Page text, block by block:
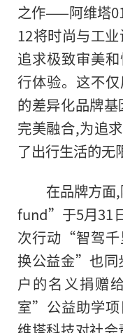
之作——阿维塔
12将时尚与工
追求极致审美
行体验。这不
的差异化品牌
完美融合,为追
了出行生活的无
在品牌方
fund”于5月31
次行动“智驾
换公益金”也同
户的名义捐赠
室”公益助学项